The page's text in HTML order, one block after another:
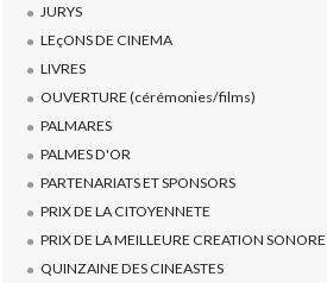
JURYS
LEçONS DE CINEMA
LIVRES
OUVERTURE (cérémonies/films)
PALMARES
PALMES D'OR
PARTENARIATS ET SPONSORS
PRIX DE LA CITOYENNETE
PRIX DE LA MEILLEURE CREATION SONORE
QUINZAINE DES CINEASTES